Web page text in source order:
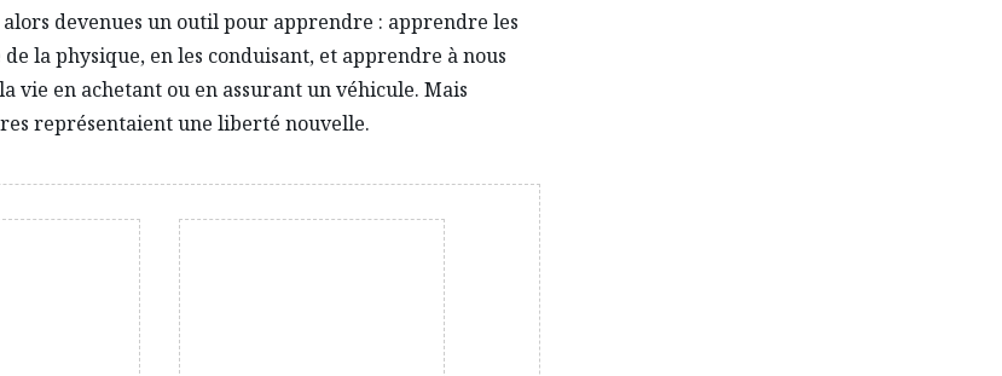
devenues un outil pour apprendre : apprendre les
la physique, en les conduisant, et apprendre à nous
vie en achetant ou en assurant un véhicule. Mais
représentaient une liberté nouvelle.